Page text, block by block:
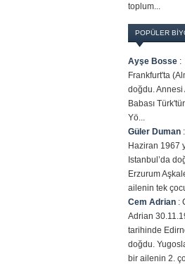
toplum...
POPÜLER
Ayşe Bosse :
Frankfurt'ta
doğdu. Annesi
Babası
Yö...
Güler Duman :
Haziran 1967
Istanbul’da
Erzurum
ailenin tek
Cem Adrian :
Adrian
tarihinde
doğdu.
bir ailenin 2.